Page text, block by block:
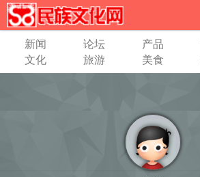
新闻 论坛 产品
文化
旅游 美食